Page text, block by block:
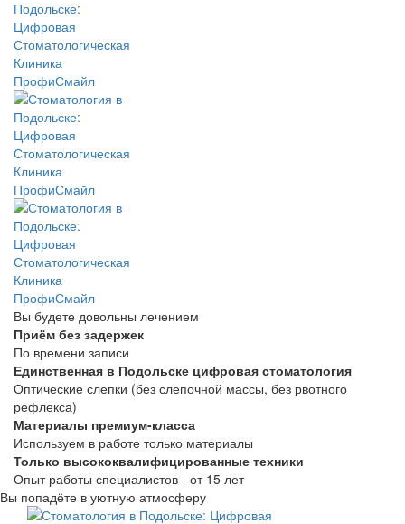
Вы будете довольны лечением
Приём без задержек
По времени записи
Единственная в Подольске цифровая стоматология
Оптические слепки (без слепочной массы, без рвотного
рефлекса)
Материалы премиум-класса
Используем в работе только материалы
Только высококвалифицированные техники
Опыт работы специалистов - от 15 лет
Вы попадёте в уютную атмосферу